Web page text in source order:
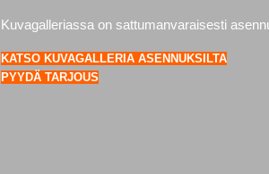
Kuvagalleriassa on sattumanvaraisesti
KATSO KUVAGALLERIA ASENNUKSILTA
PYYDÄ TARJOUS